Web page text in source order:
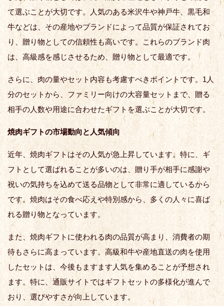
て選ぶことが大切です。人気のある米沢牛や神戸牛、黒毛和
牛などは、その産地やブランドによって品質が保証されてお
り、贈り物としての信頼性も高いです。これらのブランド肉
は、高級感を感じさせるため、贈り物として最適です。
さらに、肉の量やセット内容も考慮すべきポイントです。1人
分のセットから、ファミリー向けの大容量セットまで、贈る
相手の人数や用途に合わせたギフトを選ぶことが大切です。
焼肉ギフトの市場動向と人気傾向
近年、焼肉ギフトはその人気が急上昇しています。特に、ギ
フトとして選ばれることが多いのは、贈り手が相手に感謝や
祝いの気持ちを込めて送る品物として非常に適しているから
です。焼肉はその食べ応えや特別感から、多くの人々に喜ば
れる贈り物となっています。
また、焼肉ギフトに使われる肉の品質が高まり、消費者の期
待もさらに高まっています。高級和牛や産地直送の肉を使用
したセットは、今後もますます人気を集めることが予想され
ます。特に、通販サイトではギフトセットの多様化が進んで
おり、選びやすさが向上しています。